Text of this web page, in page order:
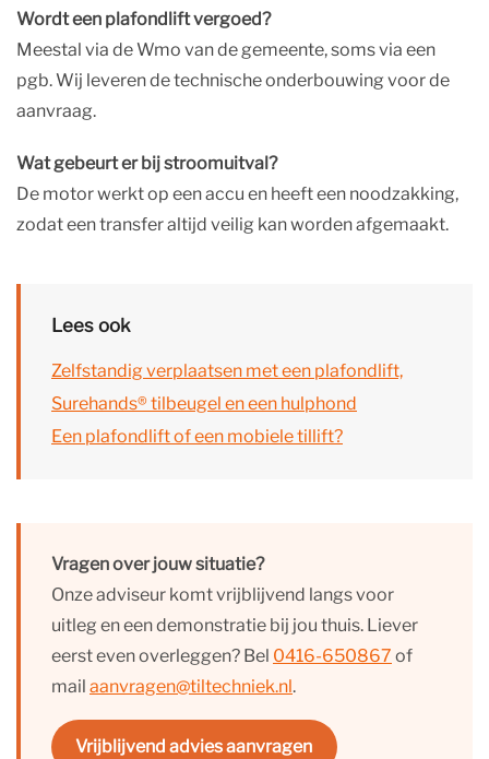
Wordt een plafondlift vergoed?
Meestal via de Wmo van de gemeente, soms via een
pgb. Wij leveren de technische onderbouwing voor de
aanvraag.
Wat gebeurt er bij stroomuitval?
De motor werkt op een accu en heeft een noodzakking,
zodat een transfer altijd veilig kan worden afgemaakt.
Lees ook
Zelfstandig verplaatsen met een plafondlift,
Surehands® tilbeugel en een hulphond
Een plafondlift of een mobiele tillift?
Vragen over jouw situatie?
Onze adviseur komt vrijblijvend langs voor
uitleg en een demonstratie bij jou thuis. Liever
eerst even overleggen? Bel 0416-650867 of
mail aanvragen@tiltechniek.nl.
Vrijblijvend advies aanvragen